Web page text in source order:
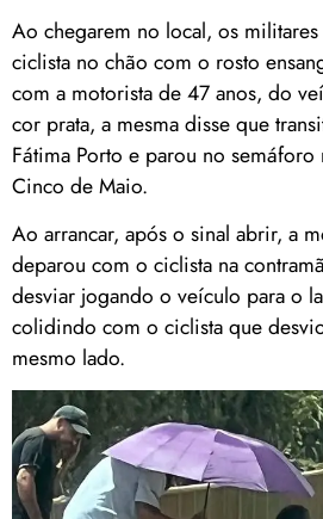
Ao chegarem no local, os
ciclista no chão com o rosto
com a motorista de 47 anos, do
cor prata, a mesma disse que
Fátima Porto e parou no semáforo
Cinco de Maio.
Ao arrancar, após o sinal abrir, a
deparou com o ciclista na
desviar jogando o veículo para o
colidindo com o ciclista que
mesmo lado.